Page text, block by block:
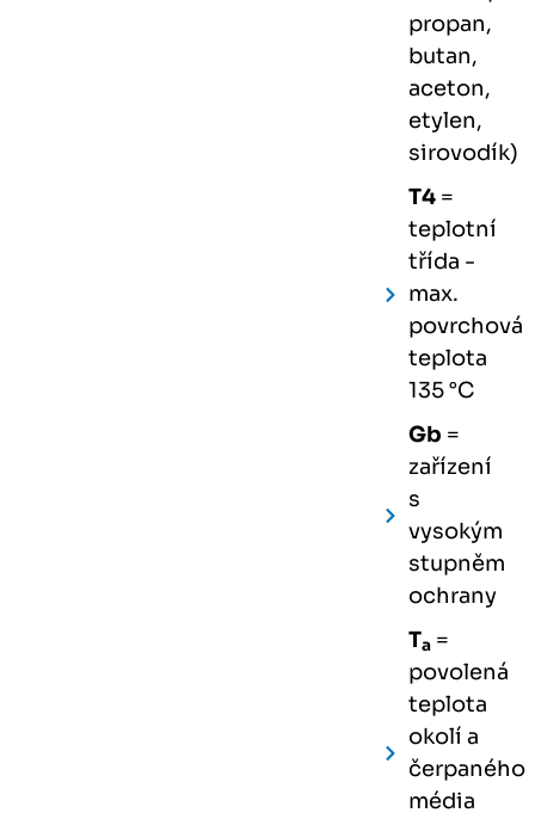
propan,
butan,
aceton,
etylen,
sirovodík)
T4 =
teplotní
třída -
max.
povrchová
teplota
135 °C
Gb =
zařízení
s
vysokým
stupněm
ochrany
Ta =
povolená
teplota
okolí a
čerpaného
média